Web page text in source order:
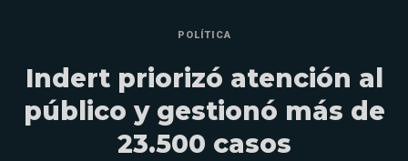
POLÍTICA
Indert priorizó atención al
público y gestionó más de
23.500 casos